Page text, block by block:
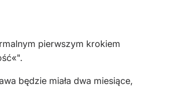
pierwszym krokiem
będzie miała dwa miesiące,